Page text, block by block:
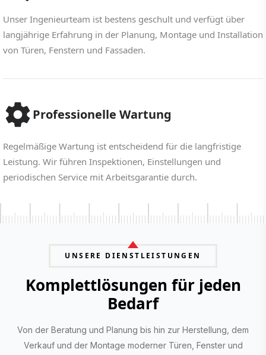
Unser Ingenieurteam ist bestens geschult und verfügt über
langjährige Erfahrung in der Planung, Montage und Installation
von Türen, Fenstern und Fassaden.
Professionelle Wartung
Regelmäßige Wartung ist entscheidend für die langfristige
Leistung. Wir führen Inspektionen, Einstellungen und
periodischen Service mit Arbeitsgarantie durch.
UNSERE DIENSTLEISTUNGEN
Komplettlösungen für jeden
Bedarf
Von der Beratung und Planung bis hin zur Herstellung, dem
Verkauf und der Montage moderner Türen, Fenster und